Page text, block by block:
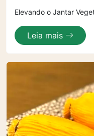
Elevando o Jantar
Leia mais